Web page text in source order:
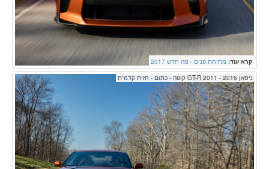
קרא עוד: מתיחת פנים - מה חדש 2017
ניסאן GT-R 2011 - 2016 קופה - כתום - חזית קדמית